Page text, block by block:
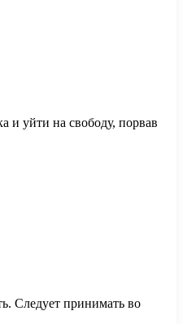
и уйти на свободу, порвав
Следует принимать во